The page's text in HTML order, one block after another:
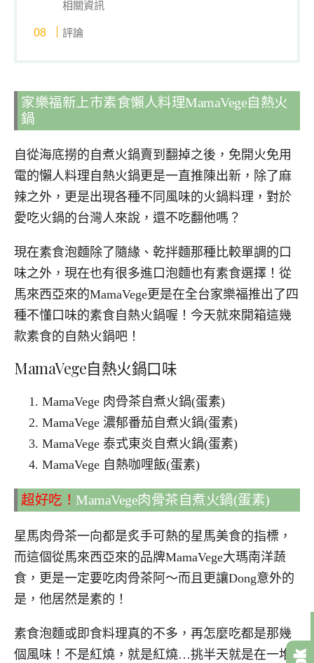
相關資訊
評論
家樂福新上市素食懶人料理MamaVege自熱火
鍋
自從海底撈的自煮火鍋賣到翻掉之後，免開火免用
電的懶人料理自熱火鍋更是一直推陳出新，除了麻
辣之外，更是出現各種不同風味的火鍋料理，對於
愛吃火鍋的台灣人來說，還不吃翻他嗎？
現在素食泡麵除了隨緣、乾拌麵那種比較單調的口
味之外，現在也有很多進口泡麵也有素食選擇！從
馬來西亞來的MamaVege更是在全台家樂福推出了四
種不懂口味的素食自熱火鍋喔！今天就來開箱這幾
款素食的自熱火鍋吧！
MamaVege自熱火鍋口味
MamaVege 肉骨茶自煮火鍋(蛋素)
MamaVege 濃郁番茄自煮火鍋(蛋素)
MamaVege 泰式東炎自煮火鍋(蛋素)
MamaVege 自熱咖哩飯(蛋素)
超好吃！ MamaVege肉骨茶自煮火鍋(蛋素)
星馬肉骨茶一向都是炙手可熱的星馬美食的指標，
而這個從馬來西亞來的品牌MamaVege大瑪南洋蔬
食，更是一定要吃肉骨茶阿～而且更讓Dong意外的
是，他居然是素的！
素食泡麵或即食料理真的不多，再怎麼吃都是那幾
個風味！不是紅燒，就是紅燒…挑半天就是在一堆